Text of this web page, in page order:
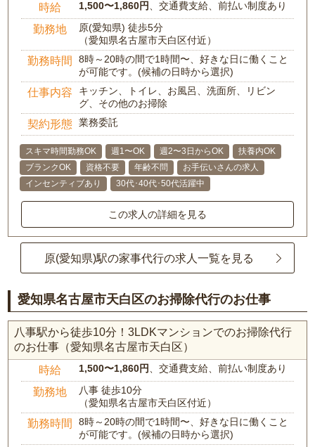
時給 1,500〜1,860円、交通費支給、前払い制度あり
勤務地
原(愛知県) 徒歩5分
（愛知県名古屋市天白区付近）
勤務時間
8時～20時の間で1時間〜、好きな日に働くこと
が可能です。(候補の日時から選択)
仕事内容
キッチン、トイレ、お風呂、洗面所、リビン
グ、その他のお掃除
契約形態 業務委託
スキマ時間勤務OK 週1〜OK 週2〜3日からOK
扶養内OK
ブランクOK
資格不要 年齢不問
お手伝いさんの求人
インセンティブあり
30代･40代･50代活躍中
この求人の詳細を見る
原(愛知県)駅の家事代行の求人一覧を見る
愛知県名古屋市天白区のお掃除代行のお仕事
八事駅から徒歩10分！3LDKマンションでのお掃除代行
のお仕事（愛知県名古屋市天白区）
時給 1,500〜1,860円 、交通費支給、前払い制度あり
勤務地
八事 徒歩10分
（愛知県名古屋市天白区付近）
勤務時間
8時～20時の間で1時間〜、好きな日に働くこと
が可能です。(候補の日時から選択)